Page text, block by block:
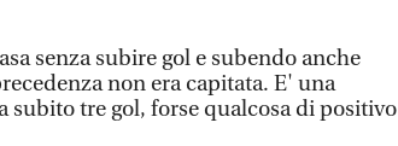
senza subire gol e subendo anche
non era capitata. E' una
subito tre gol, forse qualcosa di positivo